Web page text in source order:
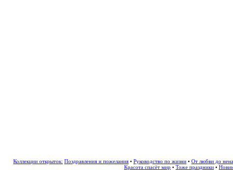
Коллекции открыток: Поздравления и пожелания • Руководство по жизни • От любви до
Красота спасёт мир • Тоже праздники •